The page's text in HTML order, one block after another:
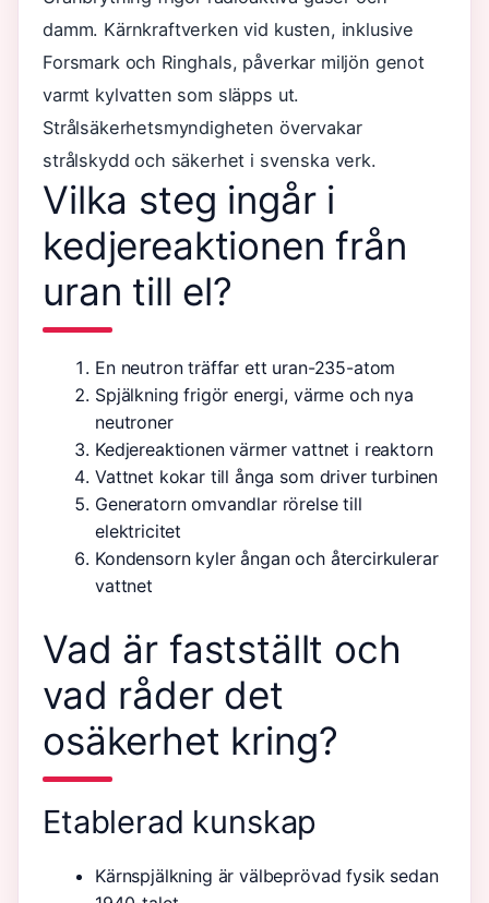
damm. Kärnkraftverken vid kusten, inklusive
Forsmark och Ringhals, påverkar miljön genot
varmt kylvatten som släpps ut.
Strålsäkerhetsmyndigheten övervakar
strålskydd och säkerhet i svenska verk.
Vilka steg ingår i
kedjereaktionen från
uran till el?
En neutron träffar ett uran-235-atom
Spjälkning frigör energi, värme och nya
neutroner
Kedjereaktionen värmer vattnet i reaktorn
Vattnet kokar till ånga som driver turbinen
Generatorn omvandlar rörelse till
elektricitet
Kondensorn kyler ångan och återcirkulerar
vattnet
Vad är fastställt och
vad råder det
osäkerhet kring?
Etablerad kunskap
Kärnspjälkning är välbeprövad fysik sedan